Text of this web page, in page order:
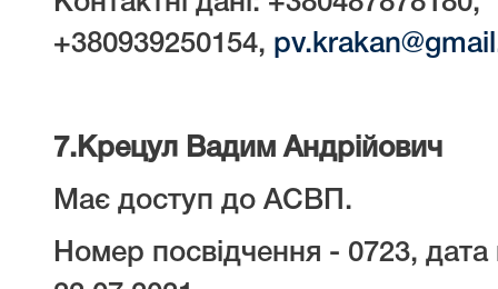
+380939250154,
7. Крецул Вадим Андрійович
Має доступ до АСВП.
Номер посвідчення - 0723, дата